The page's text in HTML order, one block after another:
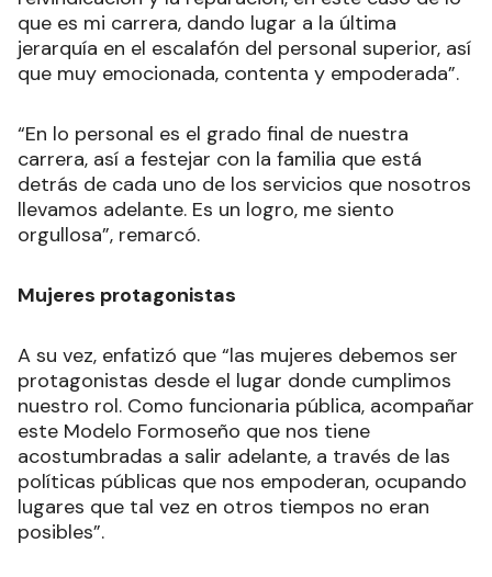
que es mi carrera, dando lugar a la última
jerarquía en el escalafón del personal superior, así
que muy emocionada, contenta y empoderada”.
“En lo personal es el grado final de nuestra
carrera, así a festejar con la familia que está
detrás de cada uno de los servicios que nosotros
llevamos adelante. Es un logro, me siento
orgullosa”, remarcó.
Mujeres protagonistas
A su vez, enfatizó que “las mujeres debemos ser
protagonistas desde el lugar donde cumplimos
nuestro rol. Como funcionaria pública, acompañar
este Modelo Formoseño que nos tiene
acostumbradas a salir adelante, a través de las
políticas públicas que nos empoderan, ocupando
lugares que tal vez en otros tiempos no eran
posibles”.